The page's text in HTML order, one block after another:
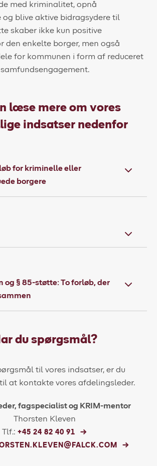
med kriminalitet, opnå
og blive aktive bidragsydere til
skaber ikke kun positive
den enkelte borger, men også
for kommunen i form af reduceret
læse mere om vores
indsatser nedenfor
for kriminelle eller
borgere
og § 85-støtte: To forløb, der
du spørgsmål?
til vores indsatser, er du
at kontakte vores afdelingsleder.
fagspecialist og KRIM-mentor
Thorsten Kleven
Tlf.: +45 24 82 40 91